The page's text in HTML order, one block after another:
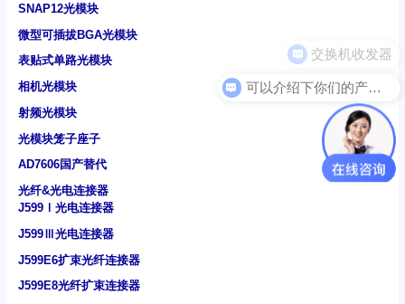
SNAP12光模块
微型可插拔BGA光模块
表贴式单路光模块
相机光模块
射频光模块
光模块笼子座子
AD7606国产替代
光纤&光电连接器
J599Ⅰ光电连接器
J599Ⅲ光电连接器
J599E6扩束光纤连接器
J599E8光纤扩束连接器